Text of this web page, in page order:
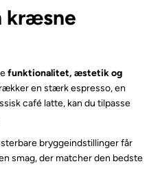
kræsne
funktionalitet, æstetik og
en stærk espresso, en
café latte, kan du tilpasse
bryggeindstillinger får
smag, der matcher den bedste